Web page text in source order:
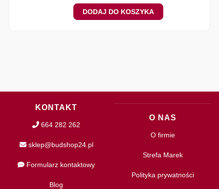
DODAJ DO KOSZYKA
KONTAKT
664 282 262
sklep@budshop24.pl
Formularz kontaktowy
Blog
O NAS
O firmie
Strefa Marek
Polityka prywatności